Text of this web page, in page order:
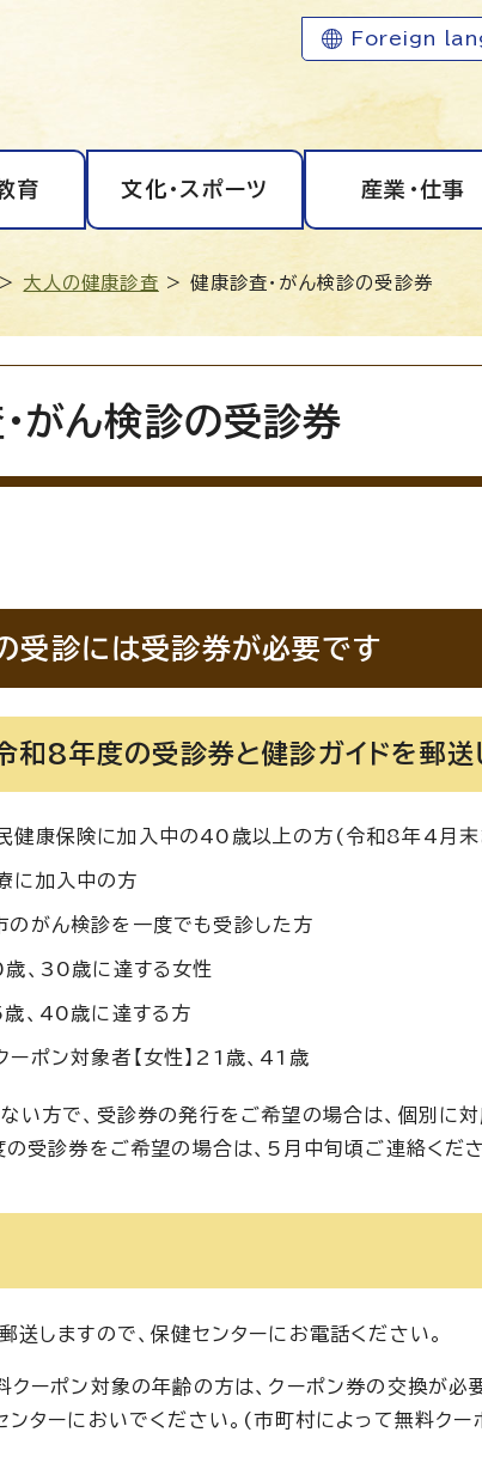
Foreign
育 文化・スポーツ 産業・仕事
> 大人の健康診査 > 健康診査・がん検診の受診券
がん検診の受診券
受診には受診券が必要です
和8年度の受診券と健診ガイドを郵
健康保険に加入中の40歳以上の方(令和8年4月末
に加入中の方
がん検診を一度でも受診した方
、30歳に達する女性
、40歳に達する方
ーポン対象者【女性】21歳、41歳
い方で、受診券の発行をご希望の場合は、個別に対
受診券をご希望の場合は、5月中旬頃ご連絡くださ
送しますので、保健センターにお電話ください。
クーポン対象の年齢の方は、クーポン券の交換が
ンターにおいでください。(市町村によって無料ク